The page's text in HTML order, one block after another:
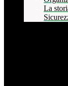
La